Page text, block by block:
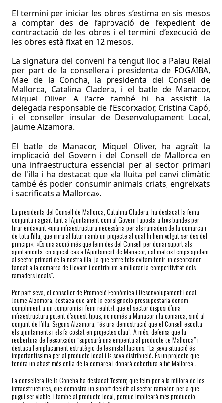
El termini per iniciar les obres s’estima en sis mesos
a comptar des de l’aprovació de l’expedient de
contractació de les obres i el termini d’execució de
les obres està fixat en 12 mesos.
La signatura del conveni ha tengut lloc a Palau Reial
per part de la consellera i presidenta de FOGAIBA,
Mae de la Concha, la presidenta del Consell de
Mallorca, Catalina Cladera, i el batle de Manacor,
Miquel Oliver. A l'acte també hi ha assistit la
delegada responsable de l'Escorxador, Cristina Capó,
i el conseller insular de Desenvolupament Local,
Jaume Alzamora.
El batle de Manacor, Miquel Oliver, ha agraït la
implicació del Govern i del Consell de Mallorca en
una infraestructura essencial per al sector primari
de l'illa i ha destacat que «la lluita pel canvi climàtic
també és poder consumir animals criats, engreixats
i sacrificats a Mallorca».
La presidenta del Consell de Mallorca, Catalina Cladera, ha destacat la feina
conjunta i agraït tant a l'Ajuntament com al Govern l'aposta a tres bandes per
tirar endavant «una infraestructura necessària per als ramaders de la comarca i
de tota l'illa, que mira al futur i amb un projecte al qual hi hem volgut ser des del
principi». «És una acció més que feim des del Consell per donar suport als
ajuntaments, en aquest cas a l’Ajuntament de Manacor, i al mateix temps ajudam
al sector primari de la nostra illa, ja que entre tots evitam tenir un escorxador
tancat a la comarca de Llevant i contribuïm a millorar la competitivitat dels
ramaders locals”.
Per part seva, el conseller de Promoció Econòmica i Desenvolupament Local,
Jaume Alzamora, destaca que amb la consignació pressupostaria donam
compliment a un compromís i feim realitat que el sector disposi d’una
infraestructura potent d’aquest tipus, no només a Manacor i la comarca, sinó al
conjunt de l’illa. Segons Alzamora, “és una demostració que el Consell escolta
els ajuntaments i els fa costat en projectes clau”. A més, defensa que la
reobertura de l’escorxador “suposarà una empenta al producte de Mallorca” i
destaca l’emplaçament estratègic de les instal·lacions. “La seva situació és
importantíssima per al producte local i la seva distribució. És un projecte que
tendrà un abast més enllà de la comarca i donarà cobertura a tot Mallorca”.
La consellera De la Concha ha destacat ''l'esforç que feim per a la millora de les
infraestructures, que demostra un suport decidit al sector ramader, per a que
pugui ser viable, i també al producte local, perquè implicarà més producció